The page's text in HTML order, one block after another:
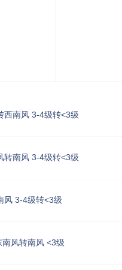
西南风 3-4级转<3级
转南风 3-4级转<3级
风 3-4级转<3级
南风转南风 <3级